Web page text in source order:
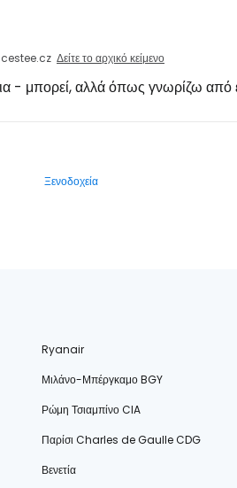
cestee.cz Δείτε το αρχικό κείμενο
- μπορεί, αλλά όπως γνωρίζω από
Ξενοδοχεία
Ryanair
Μιλάνο-Μπέργκαμο BGY
Ρώμη Τσιαμπίνο CIA
Παρίσι Charles de Gaulle CDG
Βενετία